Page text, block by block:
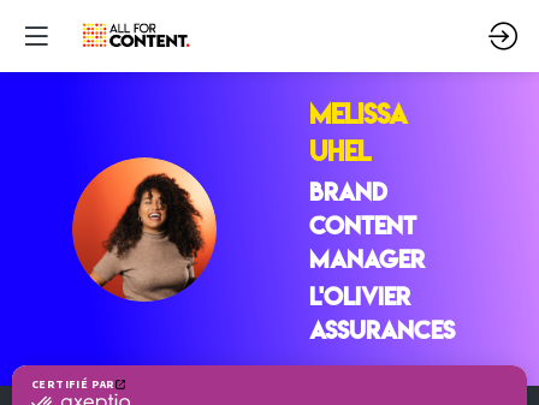
MU
Melissa
UHEL
Brand
Content
Manager
L'OLIVIER
ASSURANCES